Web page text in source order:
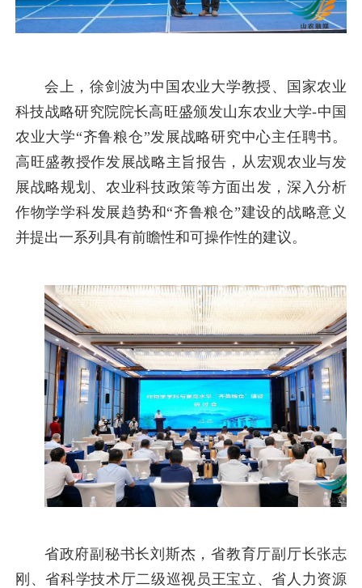
会上，徐剑波为中国农业大学教授、国家农业
科技战略研究院院长高旺盛颁发山东农业大学-中国
农业大学“齐鲁粮仓”发展战略研究中心主任聘书。
高旺盛教授作发展战略主旨报告，从宏观农业与发
展战略规划、农业科技政策等方面出发，深入分析
作物学学科发展趋势和“齐鲁粮仓”建设的战略意义
并提出一系列具有前瞻性和可操作性的建议。
省政府副秘书长刘斯杰，省教育厅副厅长张志
刚、省科学技术厅二级巡视员王宝立、省人力资源